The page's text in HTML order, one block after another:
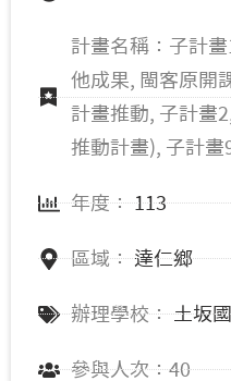
計畫名稱：子計
他成果, 閩客原開
計畫推動, 子計畫
推動計畫), 子計畫
年度： 113
區域： 達仁鄉
辦理學校： 土坂
參與人次：40